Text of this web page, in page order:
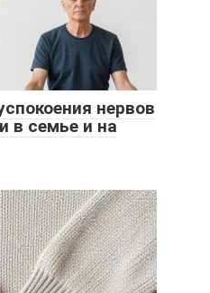
нервов
в семье и на